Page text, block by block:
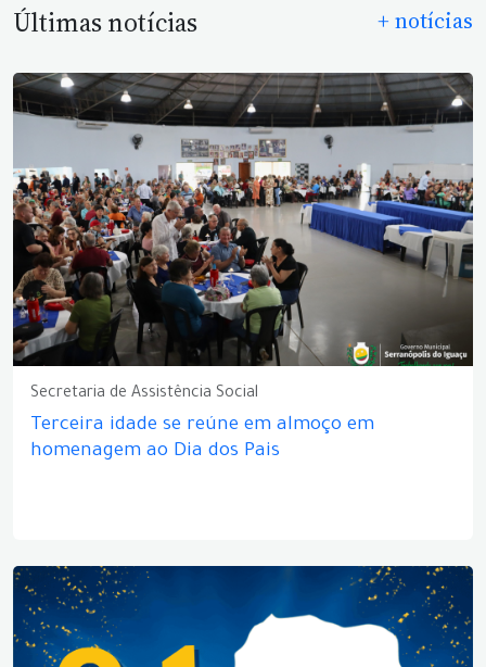
Últimas notícias + notícias
Secretaria de Assistência Social
Terceira idade se reúne em almoço em
homenagem ao Dia dos Pais